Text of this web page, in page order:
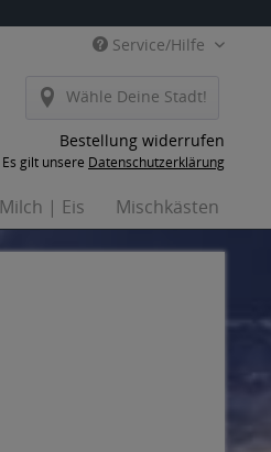
Service/Hilfe
Wähle Deine Stadt!
Bestellung widerrufen
Es gilt unsere Datenschutzerklärung
Milch | Eis Mischkästen